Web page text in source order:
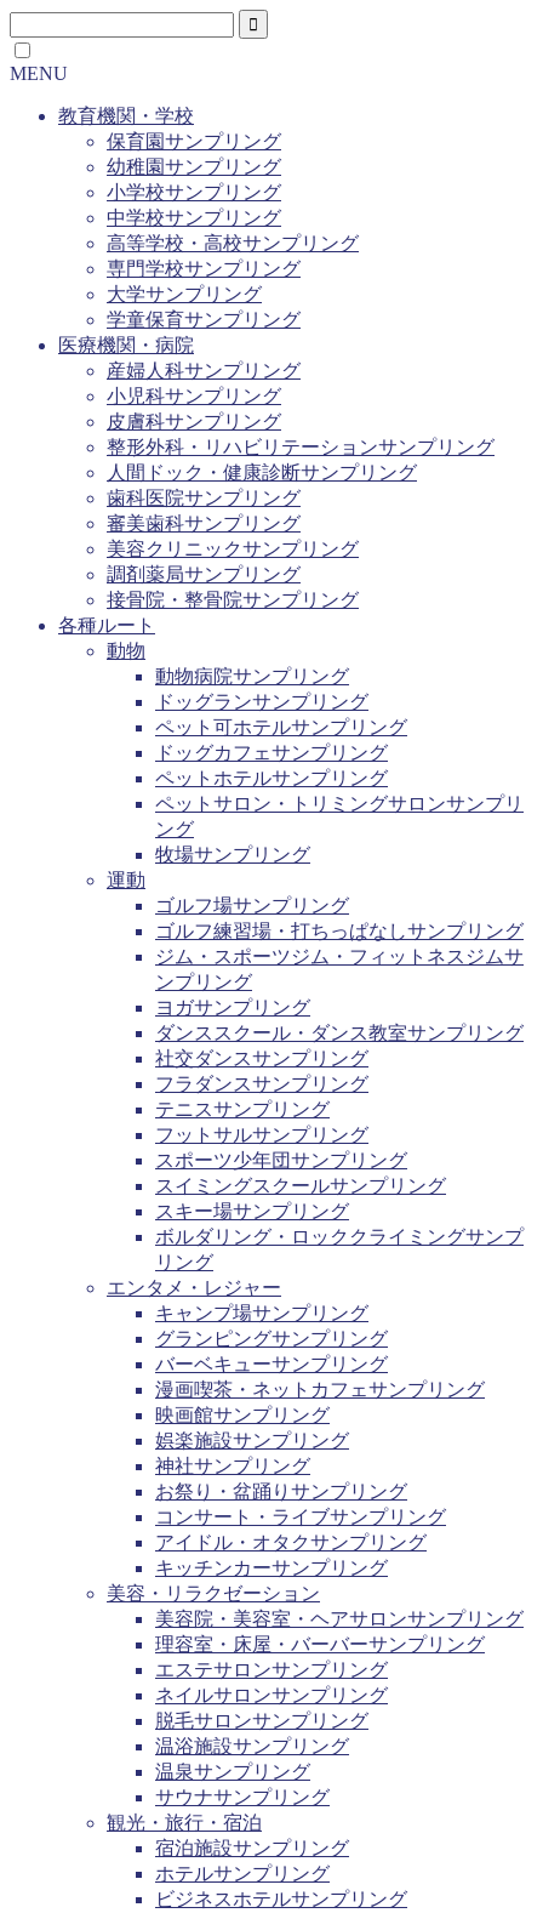
MENU
教育機関・学校
保育園サンプリング
幼稚園サンプリング
小学校サンプリング
中学校サンプリング
高等学校・高校サンプリング
専門学校サンプリング
大学サンプリング
学童保育サンプリング
医療機関・病院
産婦人科サンプリング
小児科サンプリング
皮膚科サンプリング
整形外科・リハビリテーションサンプリング
人間ドック・健康診断サンプリング
歯科医院サンプリング
審美歯科サンプリング
美容クリニックサンプリング
調剤薬局サンプリング
接骨院・整骨院サンプリング
各種ルート
動物
動物病院サンプリング
ドッグランサンプリング
ペット可ホテルサンプリング
ドッグカフェサンプリング
ペットホテルサンプリング
ペットサロン・トリミングサロンサンプリ
ング
牧場サンプリング
運動
ゴルフ場サンプリング
ゴルフ練習場・打ちっぱなしサンプリング
ジム・スポーツジム・フィットネスジムサ
ンプリング
ヨガサンプリング
ダンススクール・ダンス教室サンプリング
社交ダンスサンプリング
フラダンスサンプリング
テニスサンプリング
フットサルサンプリング
スポーツ少年団サンプリング
スイミングスクールサンプリング
スキー場サンプリング
ボルダリング・ロッククライミングサンプ
リング
エンタメ・レジャー
キャンプ場サンプリング
グランピングサンプリング
バーベキューサンプリング
漫画喫茶・ネットカフェサンプリング
映画館サンプリング
娯楽施設サンプリング
神社サンプリング
お祭り・盆踊りサンプリング
コンサート・ライブサンプリング
アイドル・オタクサンプリング
キッチンカーサンプリング
美容・リラクゼーション
美容院・美容室・ヘアサロンサンプリング
理容室・床屋・バーバーサンプリング
エステサロンサンプリング
ネイルサロンサンプリング
脱毛サロンサンプリング
温浴施設サンプリング
温泉サンプリング
サウナサンプリング
観光・旅行・宿泊
宿泊施設サンプリング
ホテルサンプリング
ビジネスホテルサンプリング